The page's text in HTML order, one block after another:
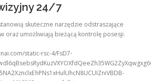
24/7
skuteczne narzędzie odstraszające
oraz umożliwiają bieżącą kontrolę posesji.